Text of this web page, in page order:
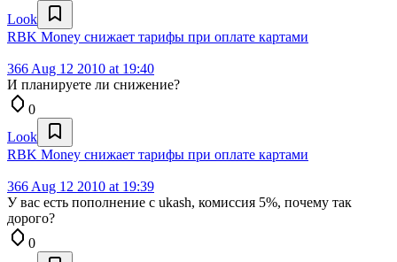
Look
RBK Money cнижает тарифы при оплате картами
366 Aug 12 2010 at 19:40
И планируете ли снижение?
0
Look
RBK Money cнижает тарифы при оплате картами
366 Aug 12 2010 at 19:39
У вас есть пополнение с ukash, комиссия 5%, почему так
дорого?
0